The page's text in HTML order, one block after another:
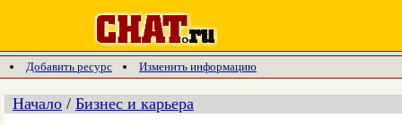
Добавить ресурс Изменить информацию
Начало / Бизнес и карьера